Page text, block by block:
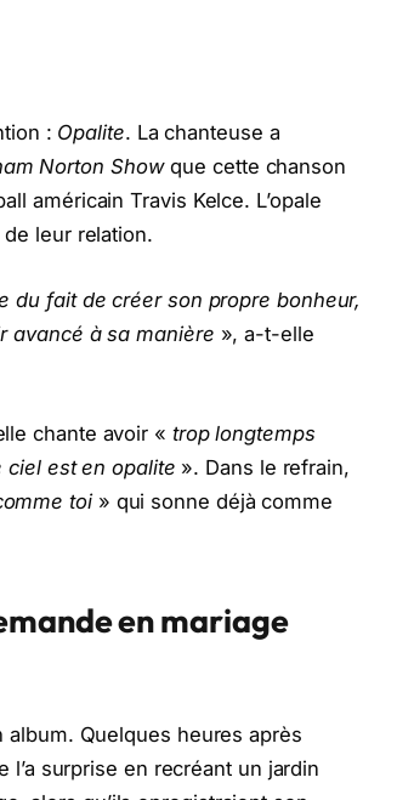
: Opalite. La chanteuse a
Norton Showque cette chanson
américain Travis Kelce. L’opale
leur relation.
du fait de créer son propre bonheur,
avancé à sa manière », a-t-elle
chante avoir « trop longtemps
ciel est en opalite ». Dans le refrain,
toi » qui sonne déjà comme
en mariage
album. Quelques heures après
l’a surprise en recréant un jardin